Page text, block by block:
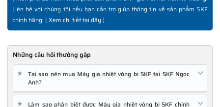
+ TIH 220M/MV: điện áp cỡ trung 400-460V/50-60Hz
- Công suất 10 kVA, khối lượng vòng bi tối đa 300kg (d=60-600
mm).
- Thời gian gia nhiệt ngắn, tiết kiệm năng lượng.
Liên hệ với chúng tôi nếu bạn cần trợ giúp thông tin về sản phẩm SKF
chính hãng. [Xem chi tiết tại đây]
Những câu hỏi thường gặp
★
Tại sao nên mua Máy gia nhiệt vòng bi SKF tại SKF Ngọc
Anh?
★
Làm sao phân biệt được Máy gia nhiệt vòng bi SKF chính